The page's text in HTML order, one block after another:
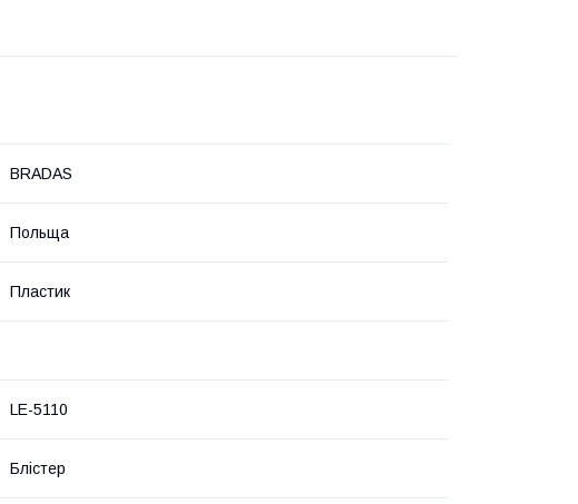
BRADAS
Польща
Пластик
LE-5110
Блістер